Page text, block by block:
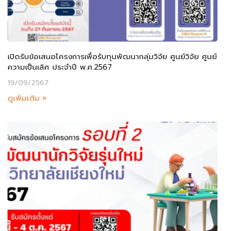
เปิดรับข้อเสนอโครงการเพื่อรับทุนพัฒนากลุ่มวิจัย ศูนย์วิจัย ศูนย์
ความเป็นเลิศ ประจำปี พ.ศ.2567
19/09/2567
ดูเพิ่มเติม »